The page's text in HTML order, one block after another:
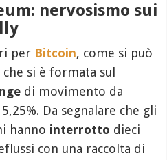
nervosismo sui
per Bitcoin, come si può
si è formata sul
di movimento da
Da segnalare che gli
hanno interrotto dieci
con una raccolta di